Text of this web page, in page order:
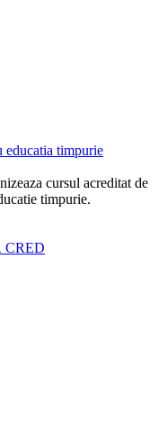
educatia timpurie
cursul acreditat de
timpurie.
CRED